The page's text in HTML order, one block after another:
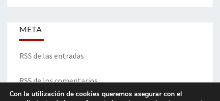
META
RSS de las entradas
RSS de los comentarios
Con la utilización de cookies queremos asegurar con el